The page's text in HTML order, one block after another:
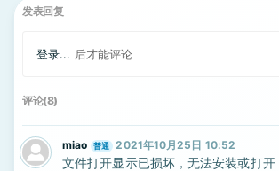
发表回复
登录... 后才能评论
评论(8)
miao 普通 2021年10月25日 10:52
文件打开显示已损坏，无法安装或打开